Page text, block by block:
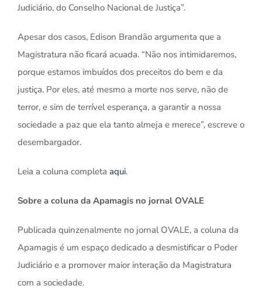
Judiciário, do Conselho Nacional de Justiça”.
Apesar dos casos, Edison Brandão argumenta que a
Magistratura não ficará acuada. “Não nos intimidaremos,
porque estamos imbuídos dos preceitos do bem e da
justiça. Por eles, até mesmo a morte nos serve, não de
terror, e sim de terrível esperança, a garantir a nossa
sociedade a paz que ela tanto almeja e merece”, escreve o
desembargador.
Leia a coluna completa aqui.
Sobre a coluna da Apamagis no jornal OVALE
Publicada quinzenalmente no jornal OVALE, a coluna da
Apamagis é um espaço dedicado a desmistificar o Poder
Judiciário e a promover maior interação da Magistratura
com a sociedade.